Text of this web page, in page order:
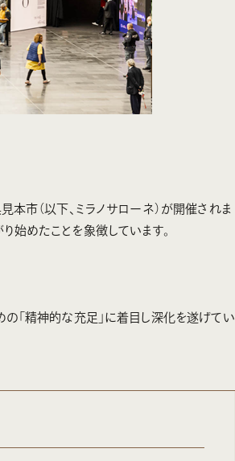
市（以下、ミラノサローネ）が開催されま
始めたことを象徴しています。
「精神的な充足」に着目し深化を遂げてい